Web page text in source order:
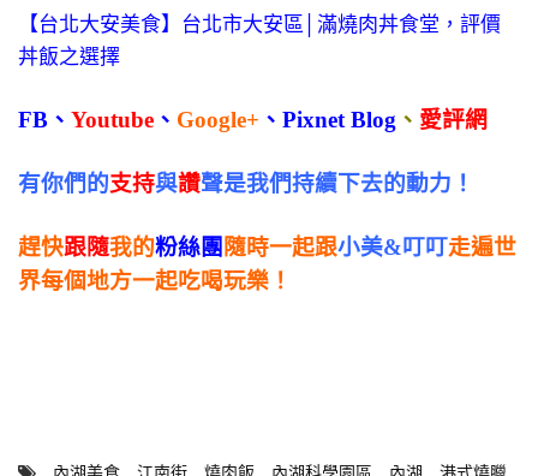
【台北大安美食】台北市大安區│滿燒肉丼食堂，評價
丼飯之選擇
FB 、 Youtube 、 Google+ 、 Pixnet Blog 、 愛評網
有你們的支持與讚聲是我們持續下去的動力！
趕快跟隨我的粉絲團 隨時一起跟小美&叮叮走遍世
界每個地方一起吃喝玩樂！